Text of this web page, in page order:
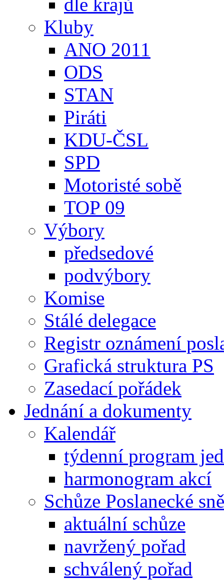
dle krajů
Kluby
ANO 2011
ODS
STAN
Piráti
KDU-ČSL
SPD
Motoristé sobě
TOP 09
Výbory
předsedové
podvýbory
Komise
Stálé delegace
Registr oznámení
Grafická struktura PS
Zasedací pořádek
Jednání a dokumenty
Kalendář
týdenní program
harmonogram akcí
Schůze Poslanecké
aktuální schůze
navržený pořad
schválený pořad